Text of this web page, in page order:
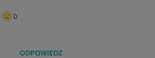
0
ODPOWIEDZ